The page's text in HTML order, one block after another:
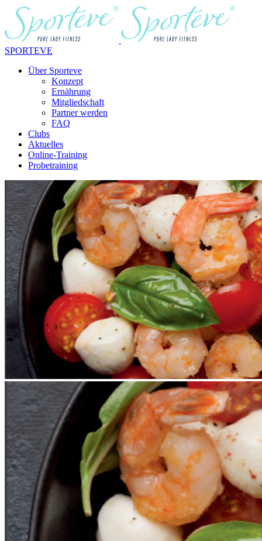
SPORTEVE
Über Sporteve
Konzept
Ernährung
Mitgliedschaft
Partner werden
FAQ
Clubs
Aktuelles
Online-Training
Probetraining